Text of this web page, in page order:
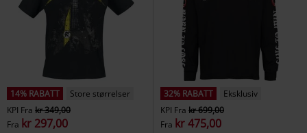
14% RABATT
Store størrelser
KPI Fra kr 349,00
Fra kr 297,00
32% RABATT
Eksklusiv
KPI Fra kr 699,00
Fra kr 475,00